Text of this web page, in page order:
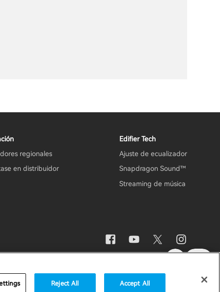
regionales
en distribuidor
Edifier Tech
Ajuste de ecualizador
Snapdragon Sound™
Streaming de música
Aviso importante España / Español
Reject All Accept All